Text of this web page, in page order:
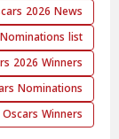
2026 News
list
2026 Winners
Nominations
Oscars Winners